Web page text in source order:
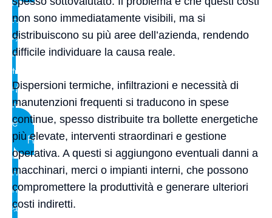
o
p
e
r
t
u
r
e
R
i
q
u
a
non sono immediatamente visibili, ma si
distribuiscono su più aree dell’azienda, rendendo
difficile individuare la causa reale.
Dispersioni termiche, infiltrazioni e necessità di
manutenzioni frequenti si traducono in spese
continue, spesso distribuite tra bollette energetiche
più elevate, interventi straordinari e gestione
operativa. A questi si aggiungono eventuali danni a
macchinari, merci o impianti interni, che possono
compromettere la produttività e generare ulteriori
costi indiretti.